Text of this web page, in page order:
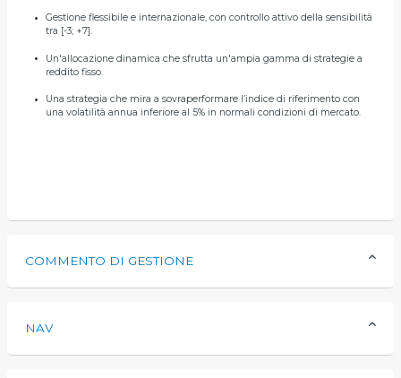
Gestione flessibile e internazionale, con controllo attivo della sensibilità
tra [-3; +7].
Un'allocazione dinamica che sfrutta un'ampia gamma di strategie a
reddito fisso.
Una strategia che mira a sovraperformare l’indice di riferimento con
una volatilità annua inferiore al 5% in normali condizioni di mercato.
COMMENTO DI GESTIONE
NAV